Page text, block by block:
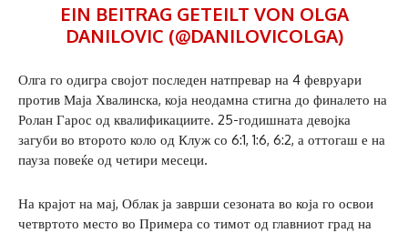
EIN BEITRAG GETEILT VON OLGA
DANILOVIC (@DANILOVICOLGA)
Олга го одигра својот последен натпревар на 4 февруари
против Маја Хвалинска, која неодамна стигна до финалето на
Ролан Гарос од квалификациите. 25-годишната девојка
загуби во второто коло од Клуж со 6:1, 1:6, 6:2, а оттогаш е на
пауза повеќе од четири месеци.
На крајот на мај, Облак ја заврши сезоната во која го освои
четвртото место во Примера со тимот од главниот град на